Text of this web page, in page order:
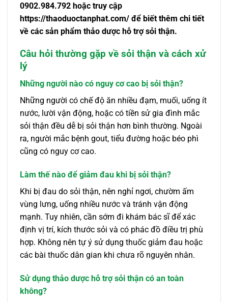
0902.984.792 hoặc truy cập
https://thaoduoctanphat.com/ để biết thêm chi tiết
về các sản phẩm thảo dược hỗ trợ sỏi thận.
Câu hỏi thường gặp về sỏi thận và cách xử
lý
Những người nào có nguy cơ cao bị sỏi thận?
Những người có chế độ ăn nhiều đạm, muối, uống ít
nước, lười vận động, hoặc có tiền sử gia đình mắc
sỏi thận đều dễ bị sỏi thận hơn bình thường. Ngoài
ra, người mắc bệnh gout, tiểu đường hoặc béo phì
cũng có nguy cơ cao.
Làm thế nào để giảm đau khi bị sỏi thận?
Khi bị đau do sỏi thận, nên nghỉ ngơi, chườm ấm
vùng lưng, uống nhiều nước và tránh vận động
mạnh. Tuy nhiên, cần sớm đi khám bác sĩ để xác
định vị trí, kích thước sỏi và có phác đồ điều trị phù
hợp. Không nên tự ý sử dụng thuốc giảm đau hoặc
các bài thuốc dân gian khi chưa rõ nguyên nhân.
Sử dụng thảo dược hỗ trợ sỏi thận có an toàn
không?